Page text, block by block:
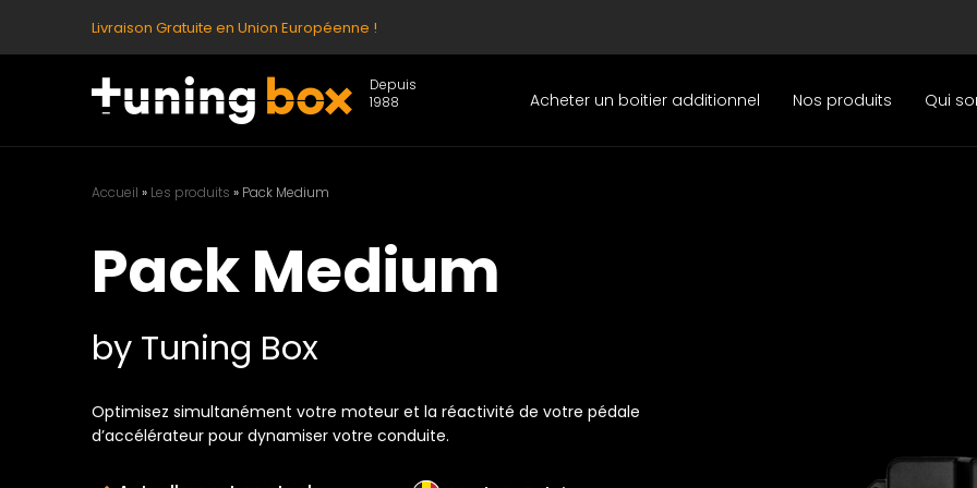
Livraison Gratuite en Union Européenne !
Depuis
1988
Acheter un boitier additionnel Nos produits Qui
Accueil » Les produits » Pack Medium
Pack Medium
by Tuning Box
Optimisez simultanément votre moteur et la réactivité de votre pédale
d’accélérateur pour dynamiser votre conduite.